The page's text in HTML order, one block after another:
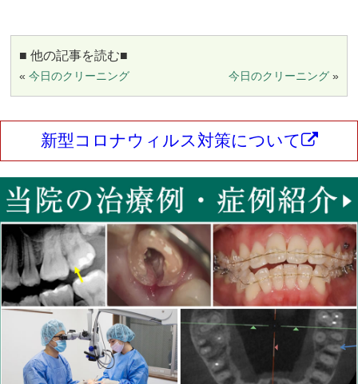
■ 他の記事を読む■
«今日のクリーニング 今日のクリーニング»
新型コロナウィルス対策について